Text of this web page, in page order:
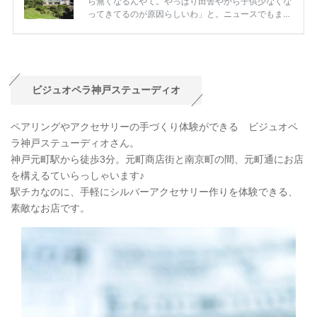
ビジュオペラ神戸ステューディオ
ペアリングやアクセサリーの手づくり体験ができる ビジュオペ
ラ神戸ステューディオさん。
神戸元町駅から徒歩3分。元町商店街と南京町の間、元町通にお店
を構えるていらっしゃいます♪
駅チカなのに、手軽にシルバーアクセサリー作りを体験できる、
素敵なお店です。